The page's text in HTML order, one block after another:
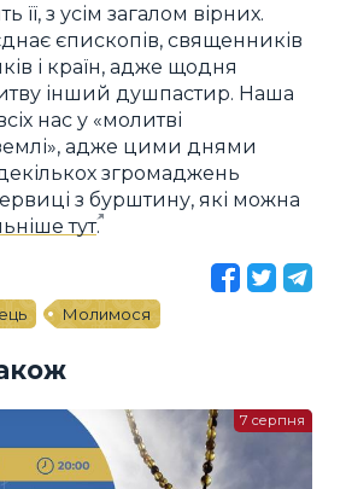
її, з усім загалом вірних.
єпископів, священників
і країн, адже щодня
інший душпастир. Наша
нас у «молитві
адже цими днями
згромаджень
з бурштину, які можна
тут.
Молимося
7 серпня